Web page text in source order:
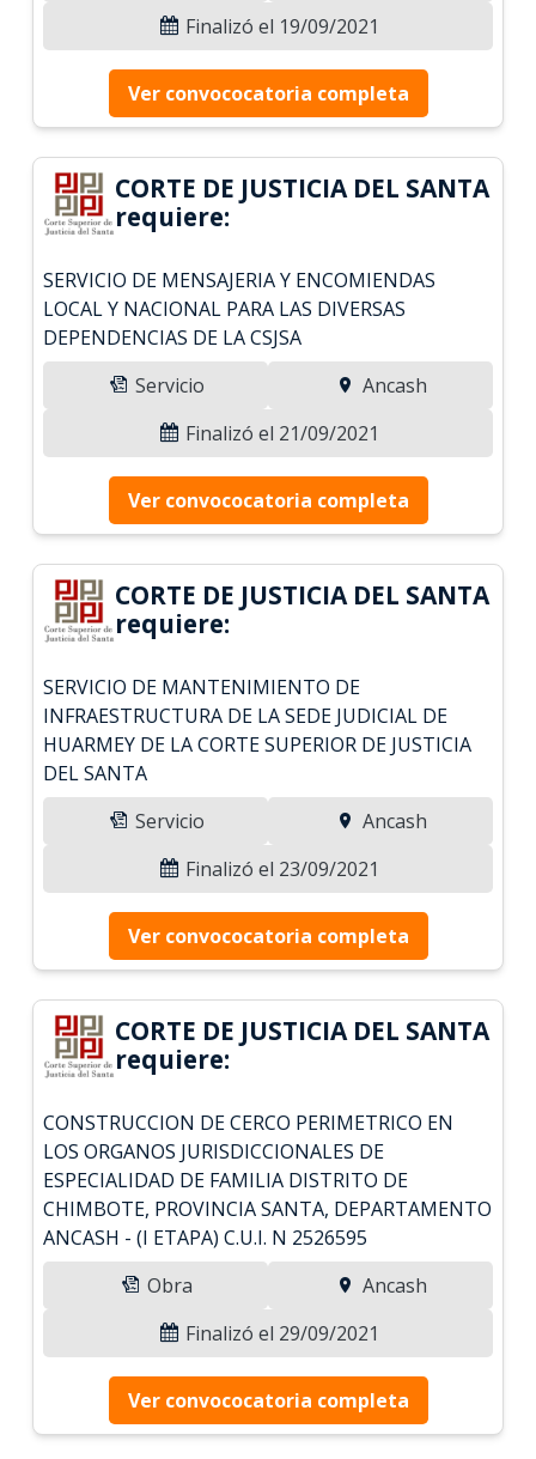
Finalizó el 19/09/2021
Ver convococatoria completa
CORTE DE JUSTICIA DEL SANTA
requiere:
SERVICIO DE MENSAJERIA Y ENCOMIENDAS
LOCAL Y NACIONAL PARA LAS DIVERSAS
DEPENDENCIAS DE LA CSJSA
Servicio
Ancash
Finalizó el 21/09/2021
Ver convococatoria completa
CORTE DE JUSTICIA DEL SANTA
requiere:
SERVICIO DE MANTENIMIENTO DE
INFRAESTRUCTURA DE LA SEDE JUDICIAL DE
HUARMEY DE LA CORTE SUPERIOR DE JUSTICIA
DEL SANTA
Servicio
Ancash
Finalizó el 23/09/2021
Ver convococatoria completa
CORTE DE JUSTICIA DEL SANTA
requiere:
CONSTRUCCION DE CERCO PERIMETRICO EN
LOS ORGANOS JURISDICCIONALES DE
ESPECIALIDAD DE FAMILIA DISTRITO DE
CHIMBOTE, PROVINCIA SANTA, DEPARTAMENTO
ANCASH - (I ETAPA) C.U.I. N 2526595
Obra
Ancash
Finalizó el 29/09/2021
Ver convococatoria completa